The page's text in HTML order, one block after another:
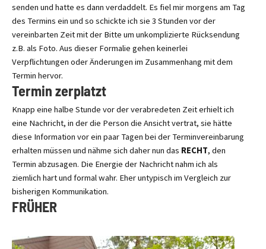
senden und hatte es dann verdaddelt. Es fiel mir morgens am Tag
des Termins ein und so schickte ich sie 3 Stunden vor der
vereinbarten Zeit mit der Bitte um unkomplizierte Rücksendung
z.B. als Foto. Aus dieser Formalie gehen keinerlei
Verpflichtungen oder Änderungen im Zusammenhang mit dem
Termin hervor.
Termin zerplatzt
Knapp eine halbe Stunde vor der verabredeten Zeit erhielt ich
eine Nachricht, in der die Person die Ansicht vertrat, sie hätte
diese Information vor ein paar Tagen bei der Terminvereinbarung
erhalten müssen und nähme sich daher nun das RECHT, den
Termin abzusagen. Die Energie der Nachricht nahm ich als
ziemlich hart und formal wahr. Eher untypisch im Vergleich zur
bisherigen Kommunikation.
FRÜHER